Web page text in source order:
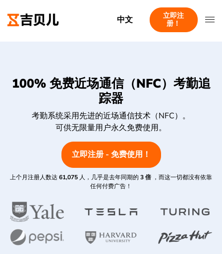
中文
立即注
册！
100% 免费近场通信（NFC）考勤追
踪器
考勤系统采用先进的近场通信技术（NFC）。
可供无限量用户永久免费使用。
立即注册 - 免费使用！
上个月注册人数达61,075 人，几乎是去年同期的 3 倍 ，而这一切都没有依靠
任何付费广告！